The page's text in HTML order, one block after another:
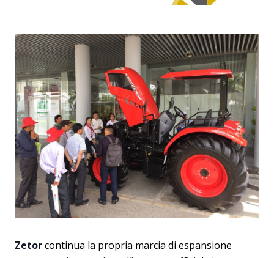
Zetorcontinua la propria marcia di espansione